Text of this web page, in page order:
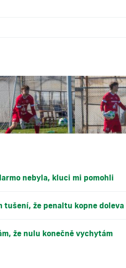
nebyla, kluci mi pomohli
tušení, že penaltu kopne doleva
že nulu konečně vychytám